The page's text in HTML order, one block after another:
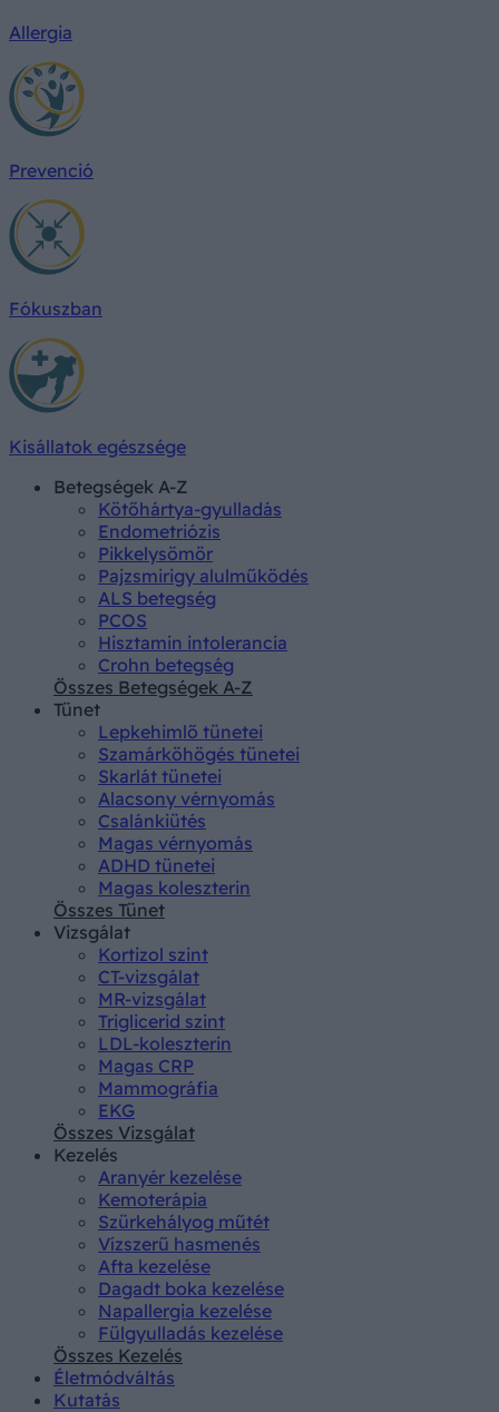
Allergia
Prevenció
Fókuszban
Kisállatok egészsége
Betegségek A-Z
Kötőhártya-gyulladás
Endometriózis
Pikkelysömör
Pajzsmirigy alulműködés
ALS betegség
PCOS
Hisztamin intolerancia
Crohn betegség
Összes Betegségek A-Z
Tünet
Lepkehimlő tünetei
Szamárköhögés tünetei
Skarlát tünetei
Alacsony vérnyomás
Csalánkiütés
Magas vérnyomás
ADHD tünetei
Magas koleszterin
Összes Tünet
Vizsgálat
Kortizol szint
CT-vizsgálat
MR-vizsgálat
Triglicerid szint
LDL-koleszterin
Magas CRP
Mammográfia
EKG
Összes Vizsgálat
Kezelés
Aranyér kezelése
Kemoterápia
Szürkehályog műtét
Vízszerű hasmenés
Afta kezelése
Dagadt boka kezelése
Napallergia kezelése
Fülgyulladás kezelése
Összes Kezelés
Életmódváltás
Kutatás